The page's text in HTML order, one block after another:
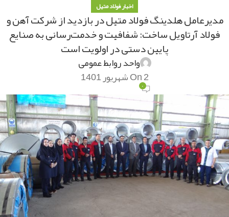
اخبار فولاد متیل
مدیرعامل هلدینگ فولاد متیل در بازدید از شرکت آهن و
فولاد آرتاویل ساخت: شفافیت و خدمت‌رسانی به صنایع
پایین دستی در اولویت است
واحد روابط عمومی
On 2 شهریور 1401
۰